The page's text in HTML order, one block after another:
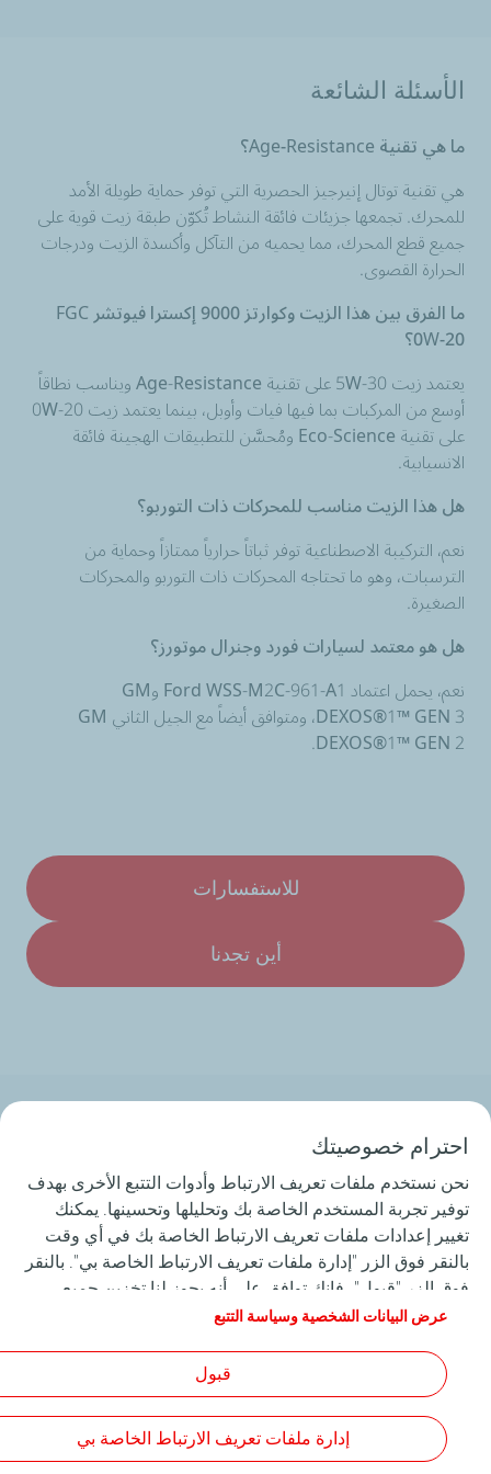
الأسئلة الشائعة
ما هي تقنية Age-Resistance؟
هي تقنية توتال إنيرجيز الحصرية التي توفر حماية طويلة الأمد
للمحرك. تجمعها جزيئات فائقة النشاط تُكوّن طبقة زيت قوية على
جميع قطع المحرك، مما يحميه من التآكل وأكسدة الزيت ودرجات
الحرارة القصوى.
ما الفرق بين هذا الزيت وكوارتز 9000 إكسترا فيوتشر FGC
0W-20؟
يعتمد زيت 5W-30 على تقنية Age-Resistance ويناسب نطاقاً
أوسع من المركبات بما فيها فيات وأوبل، بينما يعتمد زيت 0W-20
على تقنية Eco-Science ومُحسَّن للتطبيقات الهجينة فائقة
الانسيابية.
هل هذا الزيت مناسب للمحركات ذات التوربو؟
نعم، التركيبة الاصطناعية توفر ثباتاً حرارياً ممتازاً وحماية من
الترسبات، وهو ما تحتاجه المحركات ذات التوربو والمحركات
الصغيرة.
هل هو معتمد لسيارات فورد وجنرال موتورز؟
نعم، يحمل اعتماد Ford WSS-M2C-961-A1 وGM
DEXOS®1™ GEN 3، ومتوافق أيضاً مع الجيل الثاني GM
DEXOS®1™ GEN 2.
للاستفسارات
أين تجدنا
من نحن
الأفراد
الأعمال
الوظائف
المساعدة والدعم
الشروط والأحكام العامة للاستخدام (GTCU)
احترام خصوصيتك
نحن نستخدم ملفات تعريف الارتباط وأدوات التتبع الأخرى بهدف
توفير تجربة المستخدم الخاصة بك وتحليلها وتحسينها. يمكنك
تغيير إعدادات ملفات تعريف الارتباط الخاصة بك في أي وقت
بالنقر فوق الزر "إدارة ملفات تعريف الارتباط الخاصة بي". بالنقر
فوق الزر "قبول"، فإنك توافق على أنه يجوز لنا تخزين جميع
ملفات تعريف الارتباط على جهازك. إذا نقرت على "رفض" ، فلن
يعمل الموقع بشكل صحيح. لمزيد من المعلومات، راجع صفحة
"البيانات الشخصية وسياسة التتبع".
عرض البيانات الشخصية وسياسة التتبع
قبول
إدارة ملفات تعريف الارتباط الخاصة بي